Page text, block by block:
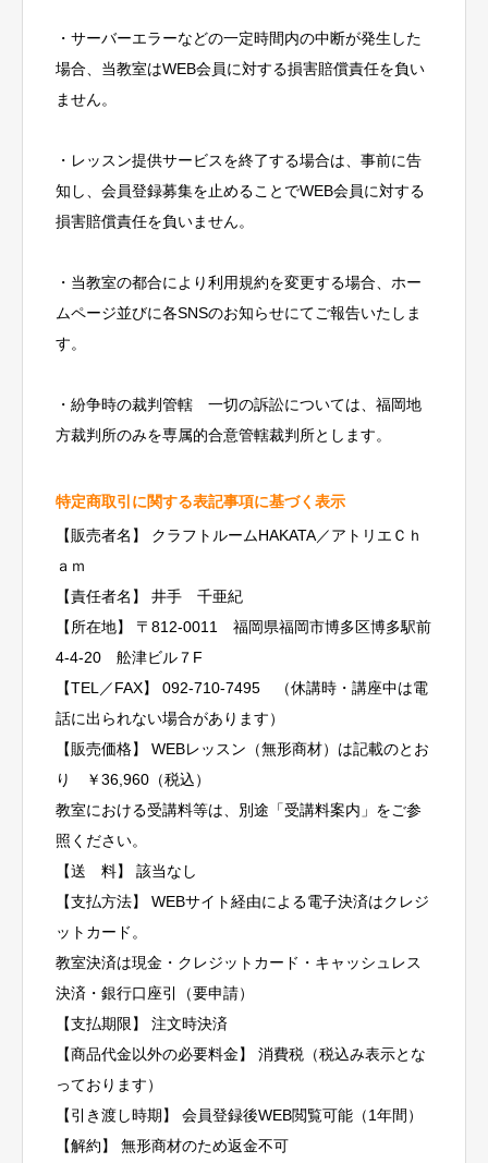
・サーバーエラーなどの一定時間内の中断が発生した
場合、当教室はWEB会員に対する損害賠償責任を負い
ません。
・レッスン提供サービスを終了する場合は、事前に告
知し、会員登録募集を止めることでWEB会員に対する
損害賠償責任を負いません。
・当教室の都合により利用規約を変更する場合、ホー
ムページ並びに各SNSのお知らせにてご報告いたしま
す。
・紛争時の裁判管轄 一切の訴訟については、福岡地
方裁判所のみを専属的合意管轄裁判所とします。
特定商取引に関する表記事項に基づく表示
【販売者名】 クラフトルームHAKATA／アトリエＣｈ
ａｍ
【責任者名】 井手 千亜紀
【所在地】 〒812-0011 福岡県福岡市博多区博多駅前
4-4-20 舩津ビル７F
【TEL／FAX】 092-710-7495 （休講時・講座中は電
話に出られない場合があります）
【販売価格】 WEBレッスン（無形商材）は記載のとお
り ￥36,960（税込）
教室における受講料等は、別途「受講料案内」をご参
照ください。
【送 料】 該当なし
【支払方法】 WEBサイト経由による電子決済はクレジ
ットカード。
教室決済は現金・クレジットカード・キャッシュレス
決済・銀行口座引（要申請）
【支払期限】 注文時決済
【商品代金以外の必要料金】 消費税（税込み表示とな
っております）
【引き渡し時期】 会員登録後WEB閲覧可能（1年間）
【解約】 無形商材のため返金不可